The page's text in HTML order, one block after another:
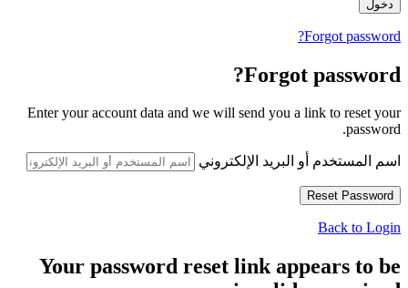
Forgot password?
Forgot password?
Enter your account data and we will send you a link to reset your
password.
اسم المستخدم أو البريد الإلكتروني
Back to Login
Your password reset link appears to be